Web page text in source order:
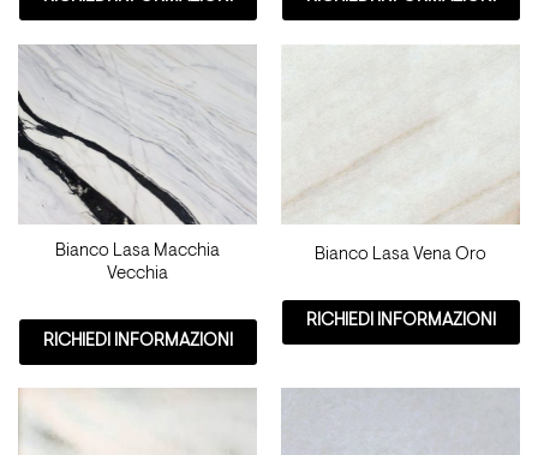
Bianco Lasa Macchia
Vecchia
RICHIEDI INFORMAZIONI
Bianco Lasa Vena Oro
RICHIEDI INFORMAZIONI